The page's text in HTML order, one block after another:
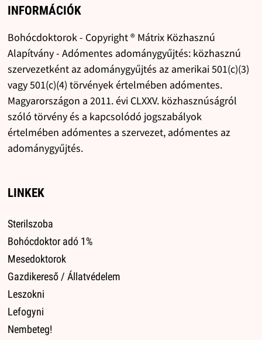
INFORMÁCIÓK
Bohócdoktorok - Copyright ® Mátrix Közhasznú
Alapítvány - Adómentes adománygyűjtés: közhasznú
szervezetként az adománygyűjtés az amerikai 501(c)(3)
vagy 501(c)(4) törvények értelmében adómentes.
Magyarországon a 2011. évi CLXXV. közhasznúságról
szóló törvény és a kapcsolódó jogszabályok
értelmében adómentes a szervezet, adómentes az
adománygyűjtés.
LINKEK
Sterilszoba
Bohócdoktor adó 1%
Mesedoktorok
Gazdikereső / Állatvédelem
Leszokni
Lefogyni
Nembeteg!